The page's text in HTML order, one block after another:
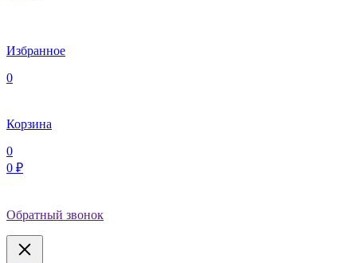
Избранное
0
Корзина
0
0 ₽
Обратный звонок